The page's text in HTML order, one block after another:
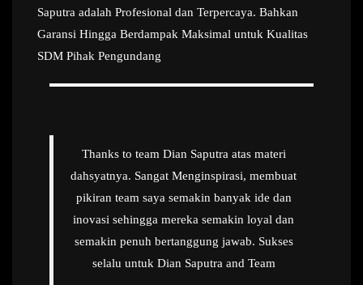
Saputra adalah Profesional dan Terpercaya. Bahkan
Garansi Hingga Berdampak Maksimal untuk Kualitas
SDM Pihak Pengundang
Thanks to team Dian Saputra atas materi
dahsyatnya. Sangat Menginspirasi, membuat
pikiran team saya semakin banyak ide dan
inovasi sehingga mereka semakin loyal dan
semakin penuh bertanggung jawab. Sukses
selalu untuk Dian Saputra and Team